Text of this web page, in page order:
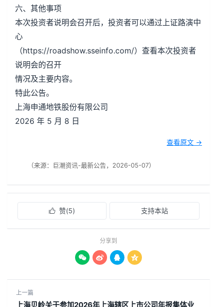
六、其他事项
本次投资者说明会召开后，投资者可以通过上证路演中
心
（https://roadshow.sseinfo.com/）查看本次投资者
说明会的召开
情况及主要内容。
特此公告。
上海申通地铁股份有限公司
2026 年 5 月 8 日
查看原文 →
（来源：巨潮资讯-最新公告，2026-05-07）
 赞(5) 支持本站
分享到
   
上一篇
上海贝岭关于参加2026年上海辖区上市公司年报集体业